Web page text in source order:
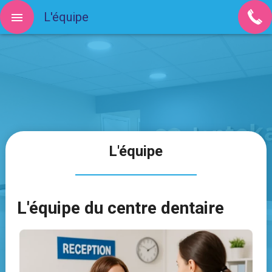
L'équipe
L'équipe du centre dentaire
L'équipe